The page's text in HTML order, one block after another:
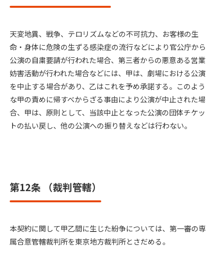
天変地異、戦争、テロリズムなどの不可抗力、お客様の生
命・身体に危険の生ずる感染症の流行などにより官公庁から
公演の自粛要請が行われた場合、第三者からの悪意ある営業
妨害活動が行われた場合などには、甲は、劇場における公演
を中止する場合があり、乙はこれを予め承諾する。このよう
な甲の責めに帰すべからざる事由により公演が中止された場
合、甲は、原則として、当該中止となった公演の団体チケッ
トの払い戻し、他の公演への振り替えなどは行わない。
第12条 （裁判管轄）
本契約に関して甲乙間に生じた紛争については、第一審の専
属合意管轄裁判所を東京地方裁判所とさだめる。